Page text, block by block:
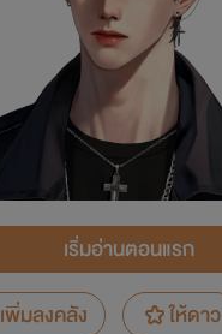
เริ่มอ่านตอนแรก
เพิ่มลงคลัง
ให้ดาว